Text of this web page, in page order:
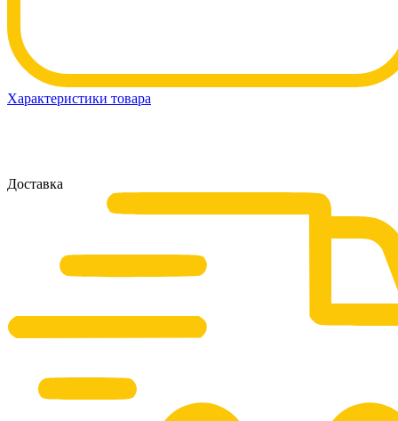
Характеристики товара
Доставка